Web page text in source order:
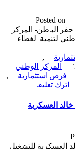
Posted
المركز
الغطاء
,
الوطني
استثمارية
,
تعليقاon
عامة-
استثمار
العسكرية
للتشغيل